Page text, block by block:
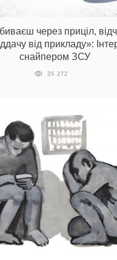
через приціл,
від прикладу»:
снайпером ЗСУ
35 272